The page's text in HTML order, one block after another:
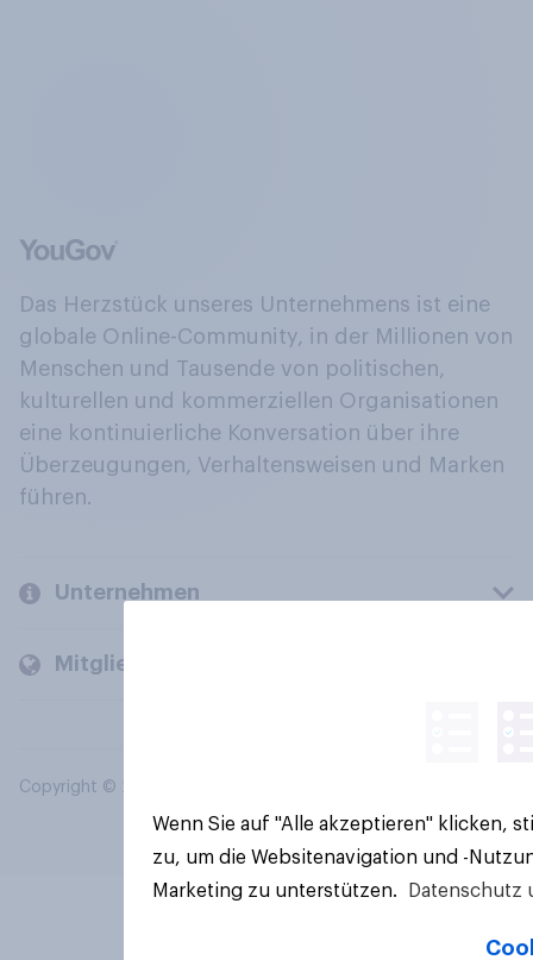
Das Herzstück unseres Unternehmens ist eine
globale Online-Community, in der Millionen von
Menschen und Tausende von politischen,
kulturellen und kommerziellen Organisationen
eine kontinuierliche Konversation über ihre
Überzeugungen, Verhaltensweisen und Marken
führen.
Unternehmen
Mitglieder und Kunden
Copyright © 2026 YouGov PLC. Alle Rechte vorbehalten.
Wenn Sie auf "Alle akzeptieren" klicken,
zu, um die Websitenavigation und -
Marketing zu unterstützen.
Datenschutz